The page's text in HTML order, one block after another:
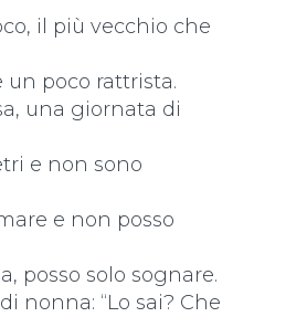
il più vecchio che
un poco rattrista.
una giornata di
e non sono
e non posso
posso solo sognare.
nonna: “Lo sai? Che